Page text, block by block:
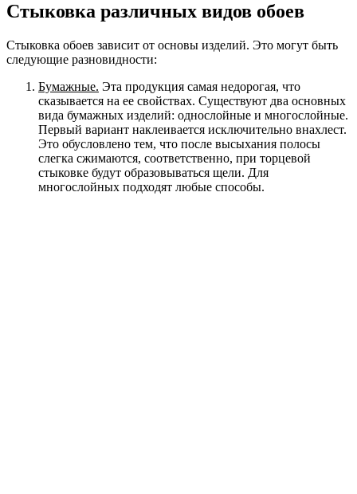
Стыковка различных видов обоев
Стыковка обоев зависит от основы изделий. Это могут быть
следующие разновидности:
Бумажные. Эта продукция самая недорогая, что
сказывается на ее свойствах. Существуют два основных
вида бумажных изделий: однослойные и многослойные.
Первый вариант наклеивается исключительно внахлест.
Это обусловлено тем, что после высыхания полосы
слегка сжимаются, соответственно, при торцевой
стыковке будут образовываться щели. Для
многослойных подходят любые способы.